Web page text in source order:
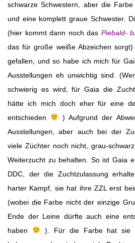
schwarze Schwestern, aber die
und eine komplett graue Schwester.
(hier kommt dann noch das Piebald-
das für große weiße Abzeichen
gefallen, und so habe ich mich für
Ausstellungen eh unwichtig sind.
schwierig es wird, für Gaia die
hätte ich mich doch eher für eine
entschieden
) Aufgrund der
Ausstellungen, aber auch bei der
viele Züchter noch nicht, grau-
Weiterzucht zu behalten. So ist Gaia
DDC, der die Zuchtzulassung
harter Kampf, sie hat ihre ZZL erst
(wobei die Farbe nicht der einzige
Ende der Leine dürfte auch eine
haben
). Für die Farbe hat sie